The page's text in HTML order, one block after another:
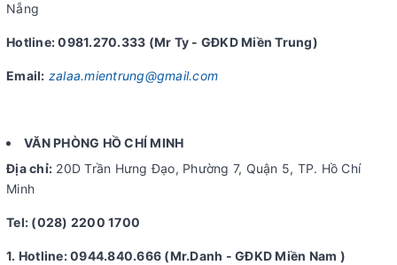
Nẵng
Hotline: 0981.270.333 (Mr Ty - GĐKD Miền Trung)
Email: zalaa.mientrung@gmail.com
VĂN PHÒNG HỒ CHÍ MINH
Địa chỉ: 20D Trần Hưng Đạo, Phường 7, Quận 5, TP. Hồ Chí
Minh
Tel: (028) 2200 1700
1. Hotline: 0944.840.666 (Mr.Danh - GĐKD Miền Nam )